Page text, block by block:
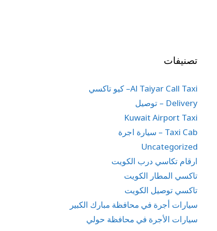
تصنيفات
Al Taiyar Call Taxi– كيو تاكسي
Delivery – توصيل
Kuwait Airport Taxi
Taxi Cab – سيارة اجرة
Uncategorized
ارقام تكاسي درب الكويت
تاكسي المطار الكويت
تاكسي توصيل الكويت
سيارات أجرة في محافظة مبارك الكبير
سيارات الأجرة في محافظة حولي